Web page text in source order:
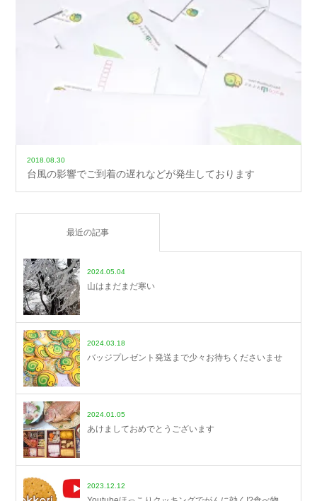
2018.08.30
台風の影響でご到着の遅れなどが発生しております
最近の記事
2024.05.04
山はまだまだ寒い
2024.03.18
バッジプレゼント発送まで少々お待ちくださいませ
2024.01.05
あけましておめでとうございます
2023.12.12